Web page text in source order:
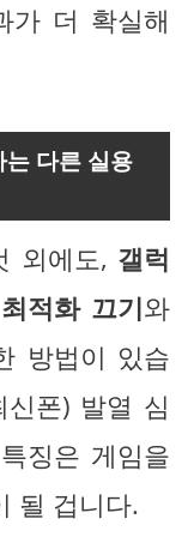
가 더 확실해
다른 실용
외에도, 갤럭
적화 끄기와
방법이 있습
폰) 발열 심
징은 게임을
될 겁니다.